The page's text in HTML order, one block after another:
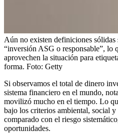
Aún no existen definiciones sólidas
“inversión ASG o responsable”, lo
aprovechen la situación para
forma. Foto: Getty
Si observamos el total de dinero
sistema financiero en el mundo,
movilizó mucho en el tiempo. Lo
bajo los criterios ambiental, social
comparado con el riesgo
oportunidades.